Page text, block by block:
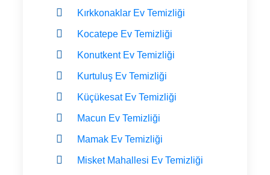
Kırkkonaklar Ev Temizliği
Kocatepe Ev Temizliği
Konutkent Ev Temizliği
Kurtuluş Ev Temizliği
Küçükesat Ev Temizliği
Macun Ev Temizliği
Mamak Ev Temizliği
Misket Mahallesi Ev Temizliği